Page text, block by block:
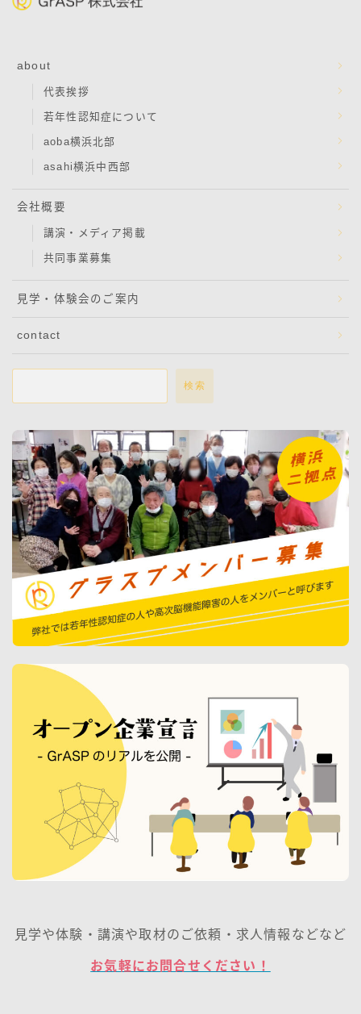
about
代表挨拶
若年性認知症について
aoba横浜北部
asahi横浜中西部
会社概要
講演・メディア掲載
共同事業募集
見学・体験会のご案内
contact
検索
見学や体験・講演や取材のご依頼・求人情報などなど
お気軽にお問合せください！